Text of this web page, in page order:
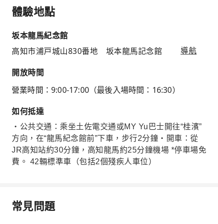
體驗地點
坂本龍馬紀念館
高知市浦戸城山830番地 坂本龍馬記念館
導航
開放時間
營業時間：9:00-17:00（最後入場時間：16:30）
如何抵達
・公共交通：乘坐土佐電交通或MY Yu巴士開往“桂濱”
方向，在“龍馬紀念館前”下車，步行2分鐘・開車：從
JR高知站約30分鐘，高知龍馬約25分鐘機場 *停車場免
費。 42輛標準車（包括2個殘疾人車位）
常見問題